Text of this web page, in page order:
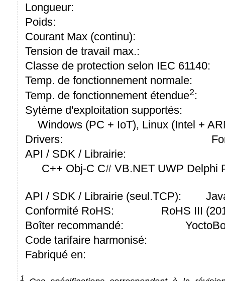
Longueur:
Poids:
Courant Max (continu):
Tension de travail max.:
Classe de protection selon IEC 61140:
Temp. de fonctionnement normale:
Temp. de fonctionnement étendue2:
Sytème d'exploitation supportés:
Windows (PC + IoT), Linux (Intel +
Drivers:
API / SDK / Librairie:
C++ Obj-C C# VB.NET UWP Delphi
API / SDK / Librairie (seul.TCP):
Conformité RoHS:
RoHS III
Boîter recommandé:
Code tarifaire harmonisé:
Fabriqué en:
1